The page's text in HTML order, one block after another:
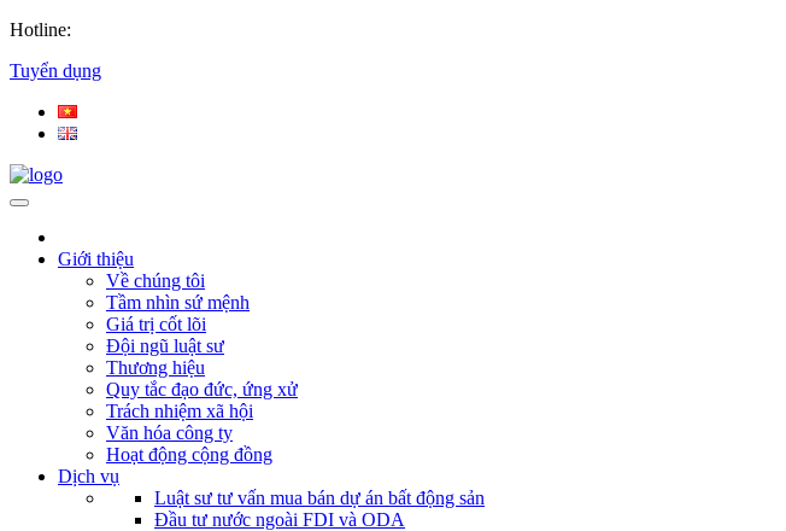
Hotline:
Tuyển dụng
Giới thiệu
Về chúng tôi
Tầm nhìn sứ mệnh
Giá trị cốt lõi
Đội ngũ luật sư
Thương hiệu
Quy tắc đạo đức, ứng xử
Trách nhiệm xã hội
Văn hóa công ty
Hoạt động cộng đồng
Dịch vụ
Luật sư tư vấn mua bán dự án bất động sản
Đầu tư nước ngoài FDI và ODA